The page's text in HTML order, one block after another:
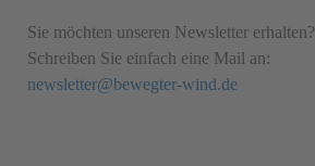
Sie möchten unseren Newsletter erhalten?
Schreiben Sie einfach eine Mail an:
newsletter@bewegter-wind.de